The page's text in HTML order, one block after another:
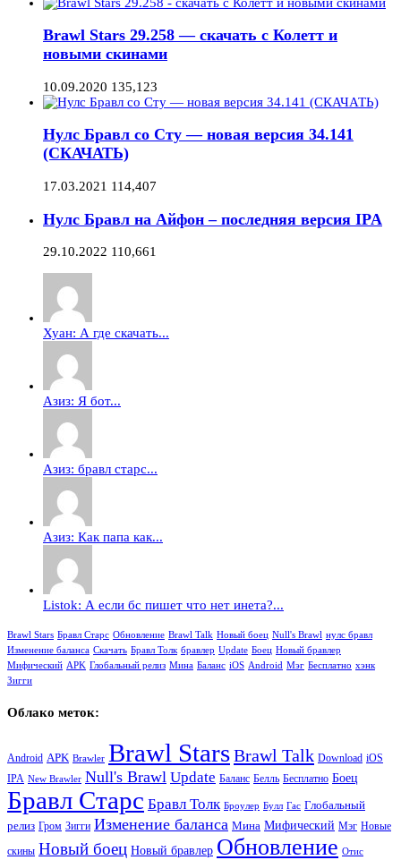
Brawl Stars 29.258 — скачать с Колетт и
новыми скинами
10.09.2020 135,123
Нулс Бравл со Сту — новая версия 34.141
(СКАЧАТЬ)
17.03.2021 114,407
Нулс Бравл на Айфон – последняя версия IPA
29.10.2022 110,661
Хуан: А где скачать...
Азиз: Я бот...
Азиз: бравл старс...
Азиз: Как папа как...
Listok: А если бс пишет что нет инета?...
Brawl Stars Бравл Старс Обновление Brawl Talk Новый боец Null's Brawl нулс бравл
Изменение баланса Скачать Бравл Толк бравлер Update Боец Новый бравлер
Мифический APK Глобальный релиз Мина Баланс iOS Android Мэг Бесплатно хэнк
Зигги
Облако меток:
Android APK Brawler Brawl StarsBrawl Talk Download iOS
IPA New Brawler Null's Brawl Update Баланс Белль Бесплатно Боец
Бравл Старс Бравл Толк Броулер Булл Гас Глобальный
релиз Гром Зигги Изменение баланса Мина Мифический Мэг Новые
скины Новый боец Новый бравлер Обновление Отис